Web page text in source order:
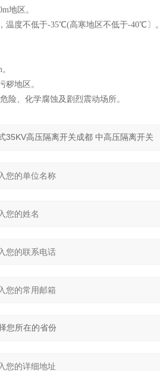
地区。
度不低于-35℃(高寒地区不低于-40℃〕。
地区。
、化学腐蚀及剧烈震动场所。